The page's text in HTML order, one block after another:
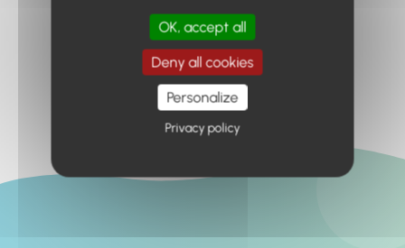
Retour à l'accueil
OK, accept all
Deny all cookies
Personalize
Privacy policy